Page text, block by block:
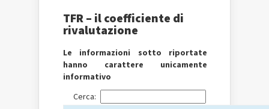
TFR – il coefficiente di
rivalutazione
Le informazioni sotto riportate
hanno carattere unicamente
informativo
Cerca: